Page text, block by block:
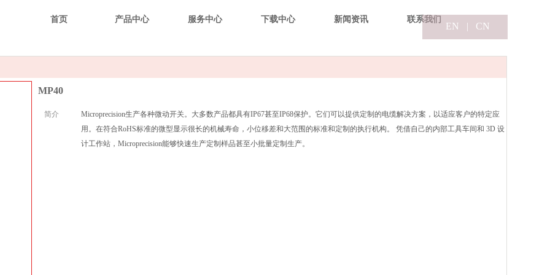
EN | CN
首页 产品中心 服务中心 下载中心 新闻资讯 联系我们
MP40
简介
Microprecision生产各种微动开关。大多数产品都具有IP67甚至IP68保护。它们可以提供定制的电缆解决方案，以适应客户的特定应
用。在符合RoHS标准的微型显示很长的机械寿命，小位移差和大范围的标准和定制的执行机构。 凭借自己的内部工具车间和 3D 设
计工作站，Microprecision能够快速生产定制样品甚至小批量定制生产。